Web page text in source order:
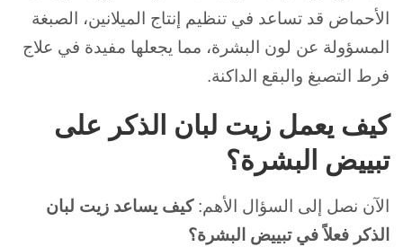
الأحماض قد تساعد في تنظيم إنتاج الميلانين، الصبغة
المسؤولة عن لون البشرة، مما يجعلها مفيدة في علاج
فرط التصبغ والبقع الداكنة.
كيف يعمل زيت لبان الذكر على
تبييض البشرة؟
الآن نصل إلى السؤال الأهم:كيف يساعد زيت لبان
الذكر فعلاً في تبييض البشرة؟